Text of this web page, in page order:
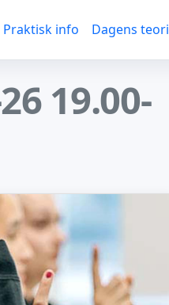
Praktisk info Dagens teori
19.00-